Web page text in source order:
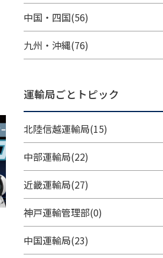
中国・四国(56)
九州・沖縄(76)
運輸局ごとトピック
北陸信越運輸局(15)
中部運輸局(22)
近畿運輸局(27)
神戸運輸管理部(0)
中国運輸局(23)